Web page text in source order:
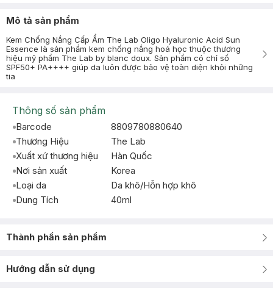
Mô tả sản phẩm
Kem Chống Nắng Cấp Ẩm The Lab Oligo Hyaluronic Acid Sun
Essence là sản phẩm kem chống nắng hoá học thuộc thương
hiệu mỹ phẩm The Lab by blanc doux. Sản phẩm có chỉ số
SPF50+ PA++++ giúp da luôn được bảo vệ toàn diện khỏi những
tia
Thông số sản phẩm
Barcode
8809780880640
Thương Hiệu
The Lab
Xuất xứ thương hiệu
Hàn Quốc
Nơi sản xuất
Korea
Loại da
Da khô/Hỗn hợp khô
Dung Tích
40ml
Thành phần sản phẩm
Hướng dẫn sử dụng